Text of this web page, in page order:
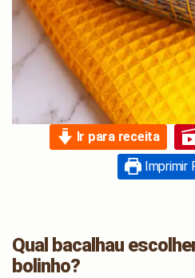
Ir para receita
Imprimir
Qual bacalhau
bolinho?